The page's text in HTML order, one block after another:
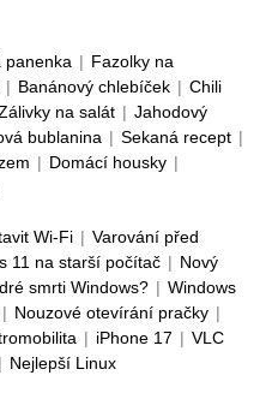
panenka | Fazolky na
| Banánový chlebíček | Chili
na salát | Jahodový
bublanina | Sekaná recept |
| Domácí housky |
Wi-Fi | Varování před
11 na starší počítač | Nový
smrti Windows? | Windows
| Nouzové otevírání pračky |
| iPhone 17 | VLC
| Nejlepší Linux